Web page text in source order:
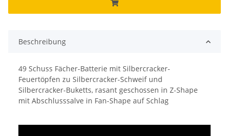
Beschreibung
49 Schuss Fächer-Batterie mit Silbercracker-
Feuertöpfen zu Silbercracker-Schweif und
Silbercracker-Buketts, rasant geschossen in Z-Shape
mit Abschlusssalve in Fan-Shape auf Schlag